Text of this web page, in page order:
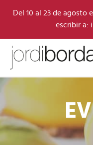
Del 10 al 23 de agosto
escribir a: